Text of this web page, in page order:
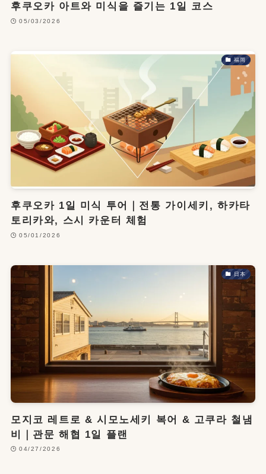
후쿠오카 아트와 미식을 즐기는 1일 코스
05/03/2026
福岡
후쿠오카 1일 미식 투어｜전통 가이세키, 하카타
토리카와, 스시 카운터 체험
05/01/2026
日本
모지코 레트로 & 시모노세키 복어 & 고쿠라 철냄
비｜관문 해협 1일 플랜
04/27/2026